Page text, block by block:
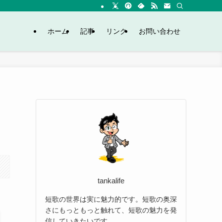
ホーム 記事 リンク お問い合わせ
tankalife
短歌の世界は実に魅力的です。短歌の奥深
さにもっともっと触れて、短歌の魅力を発